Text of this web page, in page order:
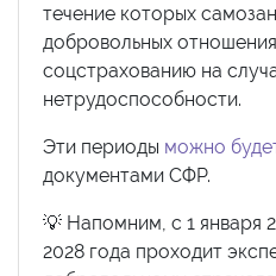
течение которых
добровольных
соцстрахованию на
нетрудоспособности.
Эти периоды можно
документами СФР.
💡 Напомним, с 1 января
2028 года проходит